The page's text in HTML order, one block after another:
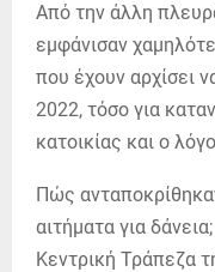
Από την άλλη
εμφάνισαν
που έχουν αρχίσει
2022, τόσο για
κατοικίας και ο
Πώς
αιτήματα για
Κεντρική Τράπεζα